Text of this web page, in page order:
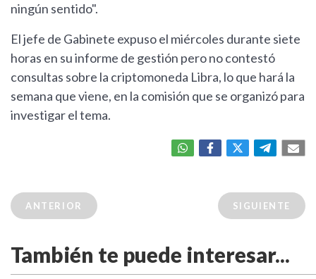
ningún sentido".
El jefe de Gabinete expuso el miércoles durante siete
horas en su informe de gestión pero no contestó
consultas sobre la criptomoneda Libra, lo que hará la
semana que viene, en la comisión que se organizó para
investigar el tema.
ANTERIOR SIGUIENTE
También te puede interesar...